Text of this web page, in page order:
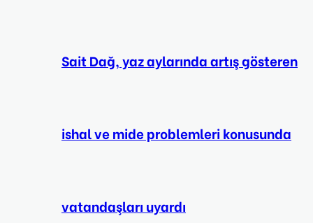
Sait Dağ, yaz aylarında artış gösteren
ishal ve mide problemleri konusunda
vatandaşları uyardı